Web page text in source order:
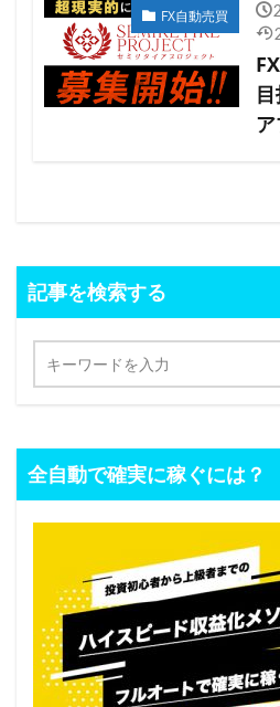
FX自動売買
記事を検索する
全自動で確実に稼ぐには？